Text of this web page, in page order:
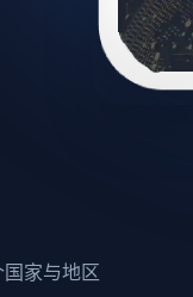
家与地区